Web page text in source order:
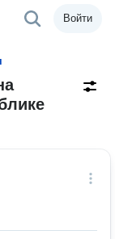
Войти